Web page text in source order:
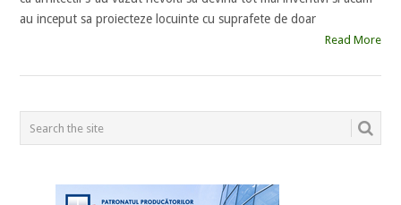
au inceput sa proiecteze locuinte cu suprafete de doar
Read More
POSTS
NAVIGATION